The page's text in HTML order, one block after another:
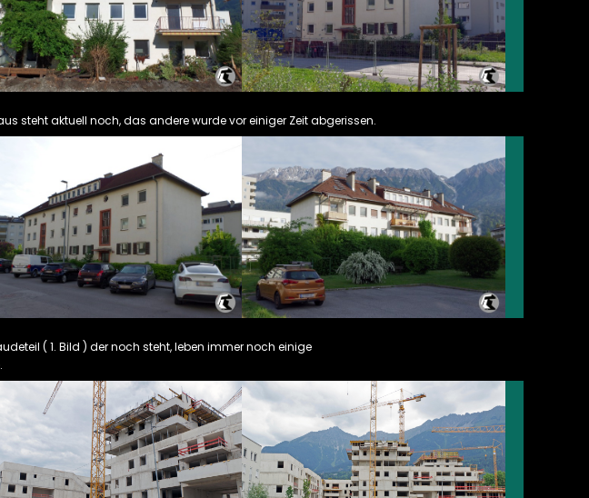
steht aktuell noch, das andere wurde vor einiger Zeit abgerissen.
( 1. Bild ) der noch steht, leben immer noch einige